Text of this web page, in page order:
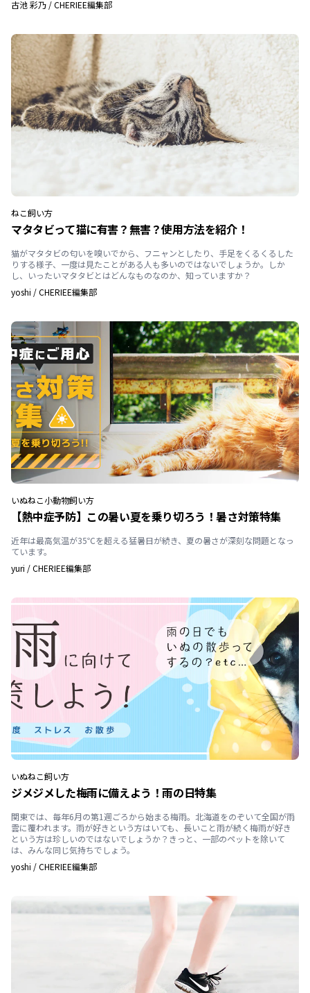
古池 彩乃 /CHERIEE編集部
ねこ飼い方
マタタビって猫に有害？無害？使用方法を紹介！
猫がマタタビの匂いを嗅いでから、フニャンとしたり、手足をくるくるした
りする様子、一度は見たことがある人も多いのではないでしょうか。しか
し、いったいマタタビとはどんなものなのか、知っていますか？
yoshi /CHERIEE編集部
いぬねこ小動物飼い方
【熱中症予防】この暑い夏を乗り切ろう！暑さ対策特集
近年は最高気温が35℃を超える猛暑日が続き、夏の暑さが深刻な問題となっ
ています。
yuri /CHERIEE編集部
いぬねこ飼い方
ジメジメした梅雨に備えよう！雨の日特集
関東では、毎年6月の第1週ごろから始まる梅雨。北海道をのぞいて全国が雨
雲に覆われます。雨が好きという方はいても、長いこと雨が続く梅雨が好き
という方は珍しいのではないでしょうか？きっと、一部のペットを除いて
は、みんな同じ気持ちでしょう。
yoshi /CHERIEE編集部